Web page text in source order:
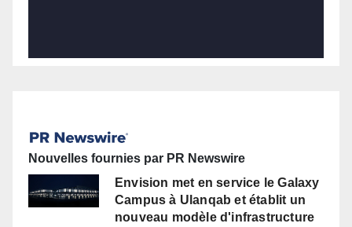
Nouvelles fournies par PR Newswire
Envision met en service le Galaxy
Campus à Ulanqab et établit un
nouveau modèle d'infrastructure